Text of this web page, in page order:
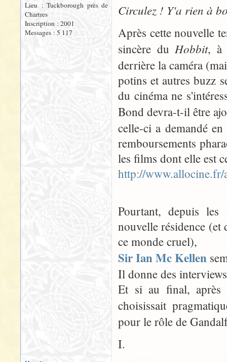
Lieu : Tuckborough près de
Chartres
Inscription : 2001
Messages : 5 117
Circulez ! Y'a rien à
Après cette nouvelle
sincère duHobbit, à
derrière la caméra
potins et autres buzz
du cinéma ne
Bond devra-t-il être
celle-ci a demandé
remboursements
les films dont elle est
http://
Pourtant, depuis
nouvelle résidence
ce monde cruel),
Sir Ian Mc Kellen
Il donne des
Et si au final, après
choisissait
pour le rôle de
I.